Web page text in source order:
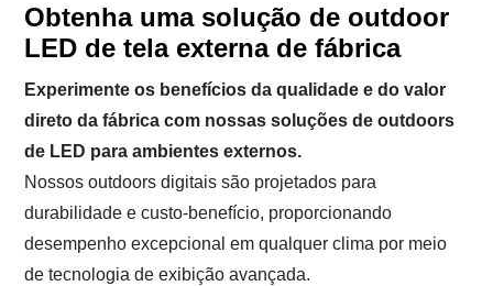
Obtenha uma solução de outdoor
LED de tela externa de fábrica
Experimente os benefícios da qualidade e do valor
direto da fábrica com nossas soluções de outdoors
de LED para ambientes externos.
Nossos outdoors digitais são projetados para
durabilidade e custo-benefício, proporcionando
desempenho excepcional em qualquer clima por meio
de tecnologia de exibição avançada.